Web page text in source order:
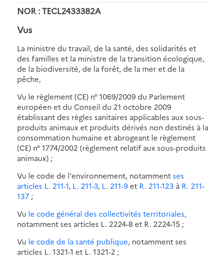
NOR : TECL2433382A
Vus
La ministre du travail, de la santé, des solidarités et
des familles et la ministre de la transition écologique,
de la biodiversité, de la forêt, de la mer et de la
pêche,
Vu le règlement (CE) n° 1069/2009 du Parlement
européen et du Conseil du 21 octobre 2009
établissant des règles sanitaires applicables aux sous-
produits animaux et produits dérivés non destinés à la
consommation humaine et abrogeant le règlement
(CE) n° 1774/2002 (règlement relatif aux sous-produits
animaux) ;
Vu le code de l'environnement, notammentses
articles L. 211-1, L. 211-3, L. 211-9et R. 211-123 à R. 211-
137 ;
Vu le code général des collectivités territoriales,
notamment ses articles L. 2224-8 et R. 2224-15 ;
Vu le code de la santé publique, notamment ses
articles L. 1321-1 et L. 1321-2 ;